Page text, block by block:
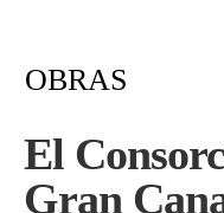
OBRAS
El
Gran